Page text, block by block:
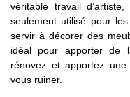
véritable travail
seulement utilisé pour les
servir à décorer des
idéal pour apporter de
rénovez et apportez
vous ruiner.